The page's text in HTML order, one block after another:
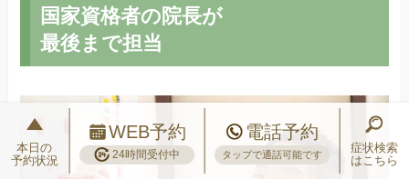
国家資格者の院長が
最後まで担当
本日の
予約状況
WEB予約
24時間受付中
電話予約
タップで通話可能です
症状検索
はこちら